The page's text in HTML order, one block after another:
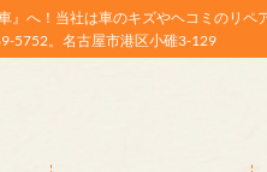
』へ！当社は車のキズやヘコミのリ
5752。名古屋市港区小碓3-129